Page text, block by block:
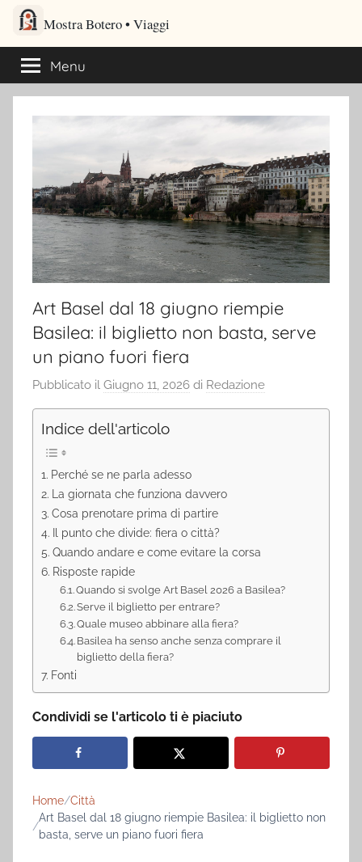
Salta
contenuto
Mostra Botero – Viaggi
Viaggi culturali e itinerari turistici per gli amanti dei viaggi
Menu
Art Basel dal 18 giugno riempie
Basilea: il biglietto non basta, serve
un piano fuori fiera
Pubblicato il Giugno 11, 2026 di Redazione
Indice dell'articolo
Perché se ne parla adesso
La giornata che funziona davvero
Cosa prenotare prima di partire
Il punto che divide: fiera o città?
Quando andare e come evitare la corsa
Risposte rapide
Quando si svolge Art Basel 2026 a Basilea?
Serve il biglietto per entrare?
Quale museo abbinare alla fiera?
Basilea ha senso anche senza comprare il
biglietto della fiera?
Fonti
Condividi se l'articolo ti è piaciuto
Home Città
Art Basel dal 18 giugno riempie Basilea: il biglietto non
basta, serve un piano fuori fiera